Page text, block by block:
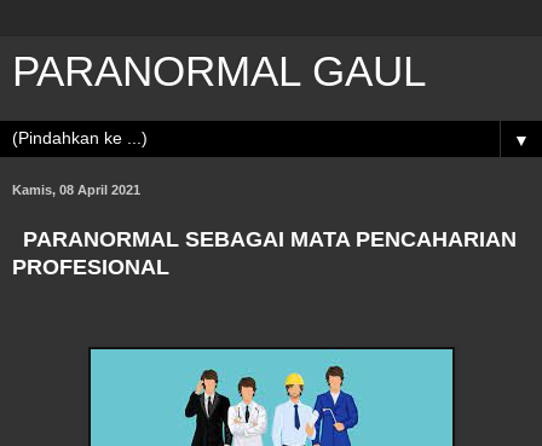
PARANORMAL GAUL
▼
Kamis, 08 April 2021
PARANORMAL SEBAGAI MATA PENCAHARIAN
PROFESIONAL